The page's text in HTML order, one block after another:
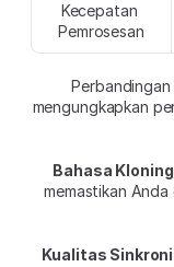
Kecepatan
Pemrosesan
mengungkapkan
Bahasa
memastikan
Kualitas